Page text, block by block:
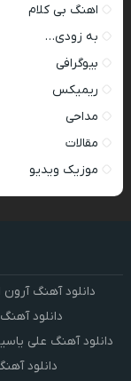
اهنگ بی کلام
به زودی…
بیوگرافی
ریمیکس
مداحی
مقالات
موزیک ویدیو
دانلود آهنگ
دانلود
دانلود آهنگ علی
دانلود